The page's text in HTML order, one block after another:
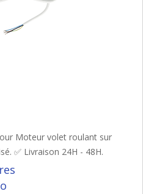
Moteur volet roulant sur
✅ Livraison 24H - 48H.